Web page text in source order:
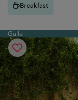
Breakfast
Galle